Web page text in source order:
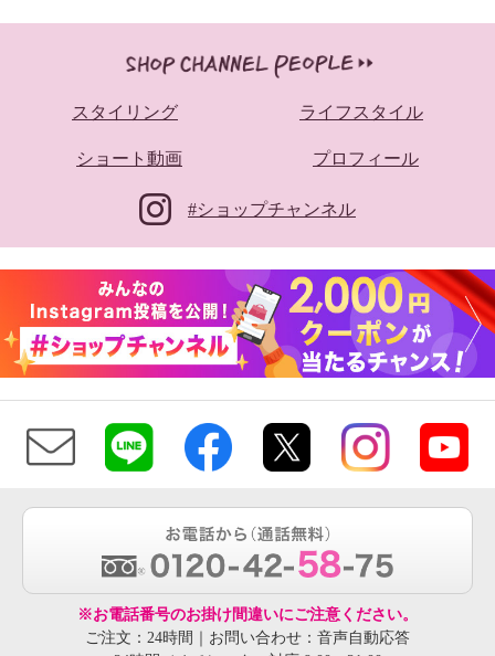
スタイリング ライフスタイル
ショート動画 プロフィール
#ショップチャンネル
※お電話番号のお掛け間違いにご注意ください。
ご注文：24時間｜お問い合わせ：音声自動応答